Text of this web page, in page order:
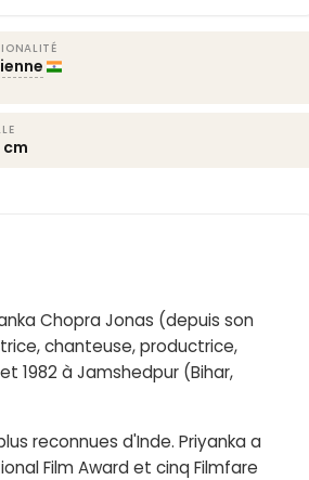
cm
Chopra Jonas (depuis son
chanteuse, productrice,
1982 à Jamshedpur (Bihar,
reconnues d'Inde. Priyanka a
Film Award et cinq Filmfare